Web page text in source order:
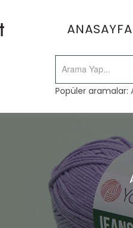
ANASAYFA
Popüler aramalar: